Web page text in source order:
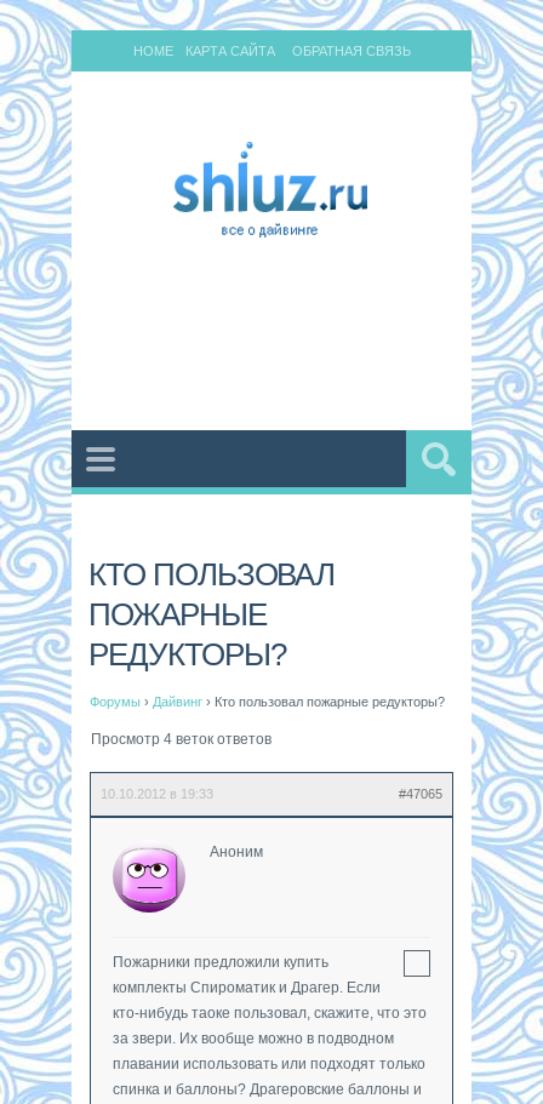
HOME КАРТА САЙТА ОБРАТНАЯ СВЯЗЬ
КТО ПОЛЬЗОВАЛ
ПОЖАРНЫЕ
РЕДУКТОРЫ?
Форумы › Дайвинг › Кто пользовал пожарные редукторы?
Просмотр 4 веток ответов
10.10.2012 в 19:33 #47065
Аноним
Пожарники предложили купить
комплекты Спироматик и Драгер. Если
кто-нибудь таоке пользовал, скажите, что это
за звери. Их вообще можно в подводном
плавании использовать или подходят только
спинка и баллоны? Драгеровские баллоны и